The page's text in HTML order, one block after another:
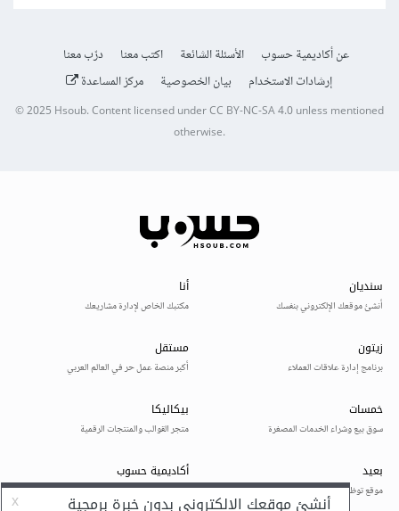
عن أكاديمية حسوب الأسئلة الشائعة اكتب معنا
درّب معنا
إرشادات الاستخدام
بيان الخصوصية مركز المساعدة
© 2025Hsoub.Content licensed underCC BY-NC-SA 4.0unless mentioned
otherwise.